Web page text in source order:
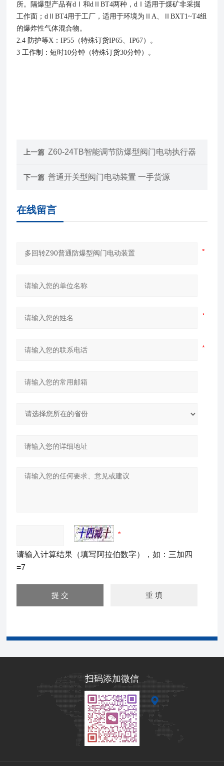
所。隔爆型产品有dⅠ和dⅡBT4两种，dⅠ适用于煤矿非采掘
工作面；dⅡBT4用于工厂，适用于环境为ⅡA、ⅡBXT1~T4组
的爆炸性气体混合物。
2.4 防护等X：IP55（特殊订货IP65、IP67）。
3 工作制：短时10分钟（特殊订货30分钟）。
上一篇 Z60-24TB智能调节防爆型阀门电动执行器
下一篇 普通开关型阀门电动装置 一手货源
在线留言
请输入计算结果（填写阿拉伯数字），如：三加四
=7
扫码添加微信